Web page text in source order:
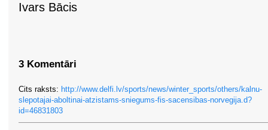
Ivars Bācis
3 Komentāri
Cits raksts: http://www.delfi.lv/sports/news/winter_sports/others/kalnu-
slepotajai-aboltinai-atzistams-sniegums-fis-sacensibas-norvegija.d?
id=46831803